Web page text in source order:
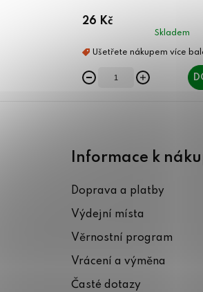
26 Kč
Skladem
Informace k
Doprava a platby
Výdejní místa
Věrnostní program
Vrácení a výměna
Časté dotazy